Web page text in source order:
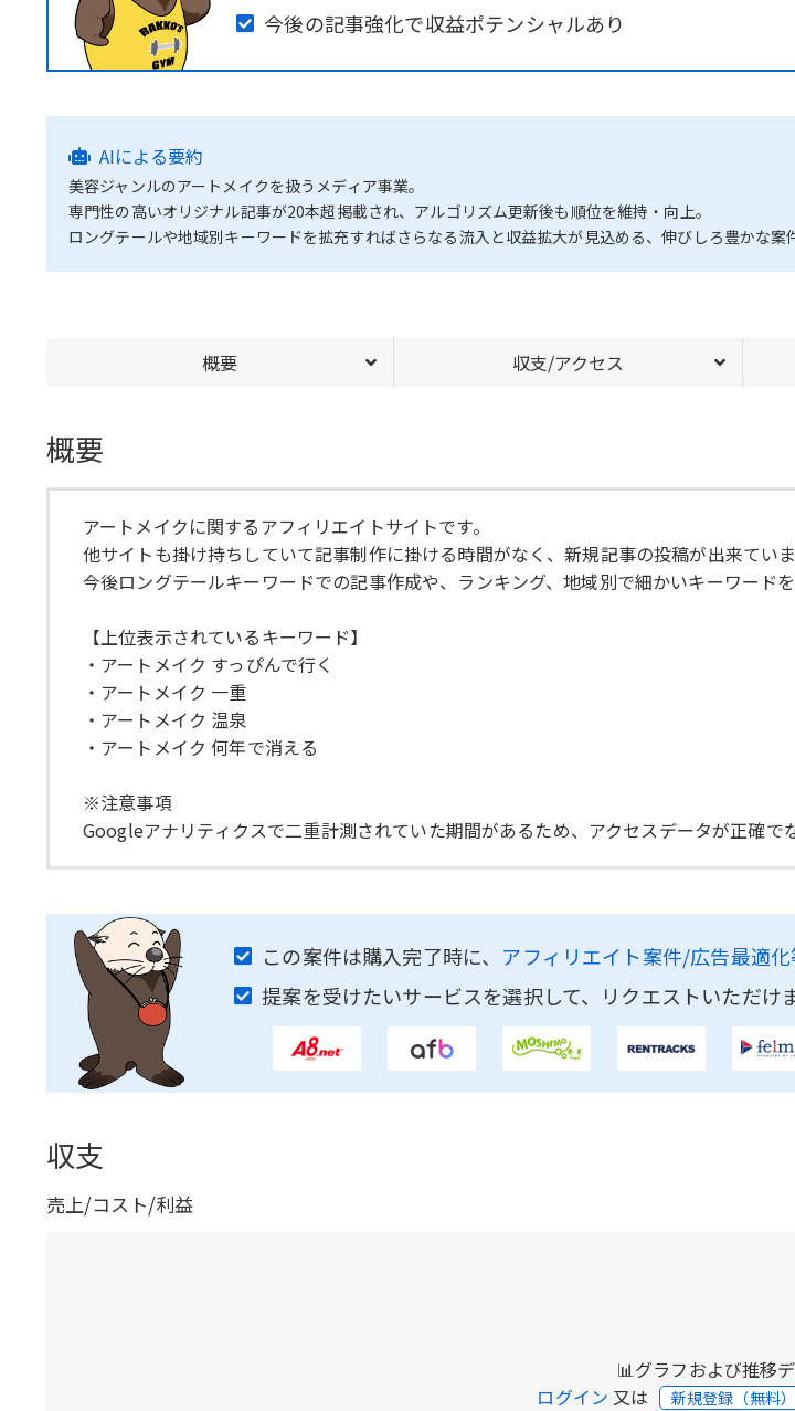
今後の記事強化で収益ポテンシャルあり
AIによる要約
美容ジャンルのアートメイクを扱うメディア事業。
専門性の高いオリジナル記事が20本超掲載され、アルゴリズム更新後も順位を維持・向上。
ロングテールや地域別キーワードを拡充すればさらなる流入と収益拡大が見込める、伸びしろ豊かな案
概要 収支/アクセス
概要
アートメイクに関するアフィリエイトサイトです。
他サイトも掛け持ちしていて記事制作に掛ける時間がなく、新規記事の投稿が出来ていま
今後ロングテールキーワードでの記事作成や、ランキング、地域別で細かいキーワード
【上位表示されているキーワード】
・アートメイク すっぴんで行く
・アートメイク 一重
・アートメイク 温泉
・アートメイク 何年で消える
※注意事項
Googleアナリティクスで二重計測されていた期間があるため、アクセスデータが正確で
この案件は購入完了時に、 アフィリエイト案件/広告最適
提案を受けたいサービスを選択して、リクエストいただけ
収支
売上/コスト/利益
📊グラフおよび推移
ログイン 又は 新規登録（無料